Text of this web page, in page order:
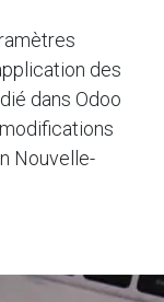
des
dans Odoo
Nouvelle-